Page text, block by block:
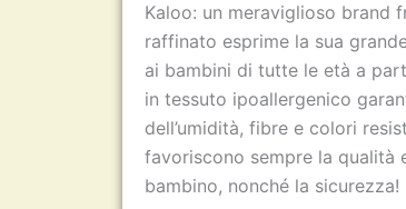
Kaloo: un meraviglioso brand
raffinato esprime la sua
ai bambini di tutte le età a
in tessuto ipoallergenico
dell’umidità, fibre e colori
favoriscono sempre la qualità
bambino, nonché la sicurezza!